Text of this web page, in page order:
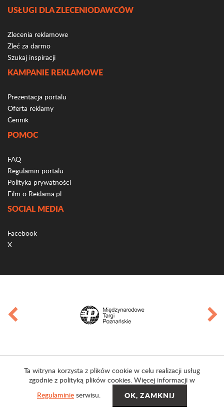
USŁUGI DLA ZLECENIODAWCÓW
Zlecenia reklamowe
Zleć za darmo
Szukaj inspiracji
KAMPANIE REKLAMOWE
Prezentacja portalu
Oferta reklamy
Cennik
POMOC
FAQ
Regulamin portalu
Polityka prywatności
Film o Reklama.pl
SOCIAL MEDIA
Facebook
X
Ta witryna korzysta z plików cookie w celu realizacji usług
zgodnie z polityką plików cookies. Więcej informacji w
Regulaminie serwisu.